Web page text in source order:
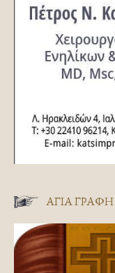
ΑΓΊΑ ΓΡΑΦΉ